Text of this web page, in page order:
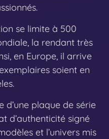
se limite à 500
la rendant très
en Europe, il arrive
soient en
d’une plaque de série
d’authenticité signé
et l’univers mis